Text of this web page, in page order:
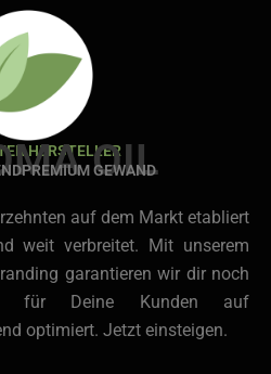
HERSTELLEROIL
GEWAND
auf dem Markt etabliert
weit verbreitet. Mit unserem
garantieren wir dir noch
für Deine Kunden auf
optimiert. Jetzt einsteigen.